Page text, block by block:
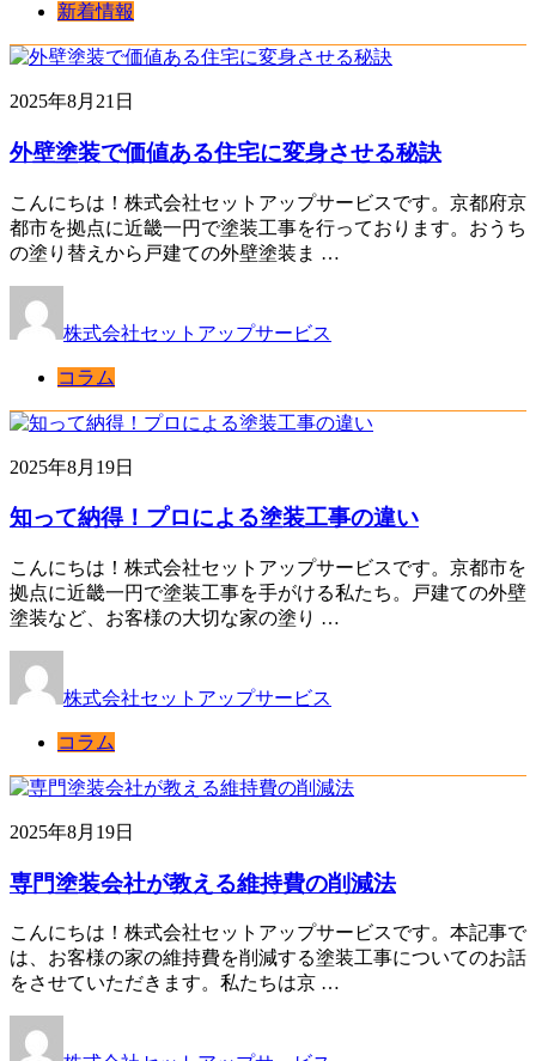
新着情報
2025年8月21日
外壁塗装で価値ある住宅に変身させる秘訣
こんにちは！株式会社セットアップサービスです。京都府京
都市を拠点に近畿一円で塗装工事を行っております。おうち
の塗り替えから戸建ての外壁塗装ま …
株式会社セットアップサービス
コラム
2025年8月19日
知って納得！プロによる塗装工事の違い
こんにちは！株式会社セットアップサービスです。京都市を
拠点に近畿一円で塗装工事を手がける私たち。戸建ての外壁
塗装など、お客様の大切な家の塗り …
株式会社セットアップサービス
コラム
2025年8月19日
専門塗装会社が教える維持費の削減法
こんにちは！株式会社セットアップサービスです。本記事で
は、お客様の家の維持費を削減する塗装工事についてのお話
をさせていただきます。私たちは京 …